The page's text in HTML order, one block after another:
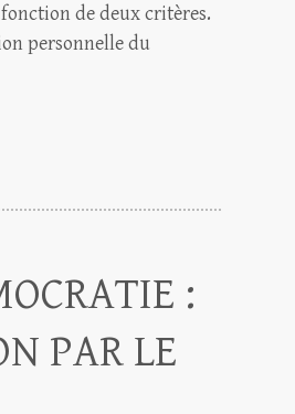
de deux critères.
personnelle du
:
PAR LE